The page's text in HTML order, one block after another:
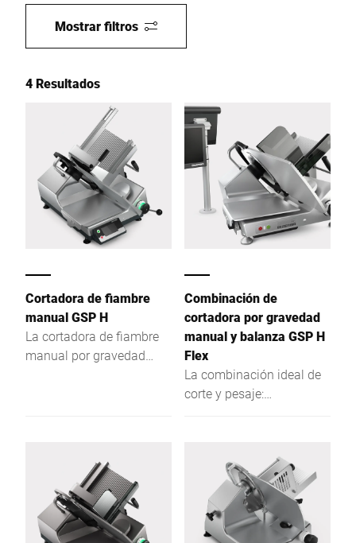
Mostrar filtros
4 Resultados
Cortadora de fiambre
manual GSP H
La cortadora de fiambre
manual por gravedad
Combinación de
cortadora por gravedad
manual y balanza GSP H
Flex
La combinación ideal de
corte y pesaje: